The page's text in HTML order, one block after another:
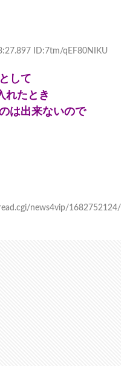
ID:7tm/qEF80NIKU
して
れたとき
は出来ないので
news4vip/1682752124/